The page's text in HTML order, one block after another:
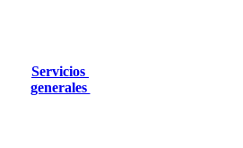
Servicios
generales